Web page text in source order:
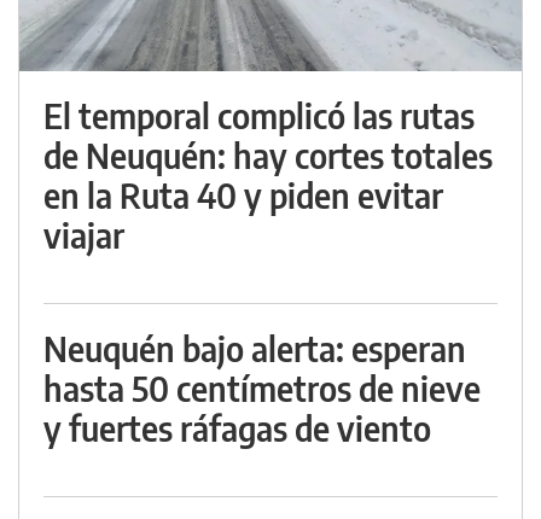
El temporal complicó las rutas
de Neuquén: hay cortes totales
en la Ruta 40 y piden evitar
viajar
Neuquén bajo alerta: esperan
hasta 50 centímetros de nieve
y fuertes ráfagas de viento